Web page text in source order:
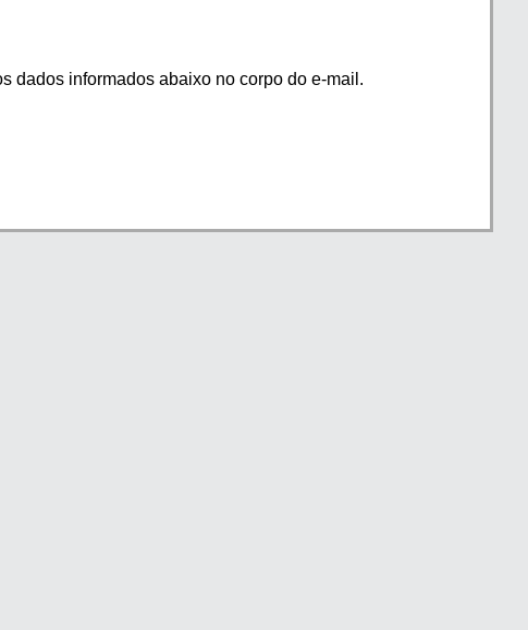
dados informados abaixo no corpo do e-mail.